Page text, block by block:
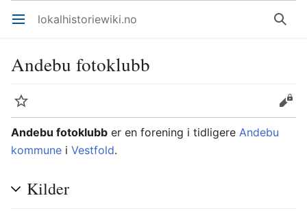
Åpne hovedmenyen lokalhistoriewiki.no Søk
Andebu fotoklubb
Overvåk
Rediger
Andebu fotoklubb er en forening i tidligere Andebu
kommune i Vestfold.
Kilder